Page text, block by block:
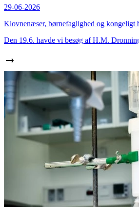
29-06-2026
Klovnenæser, børnefaglighed og kongeligt
Den 19.6. havde vi besøg af H.M.